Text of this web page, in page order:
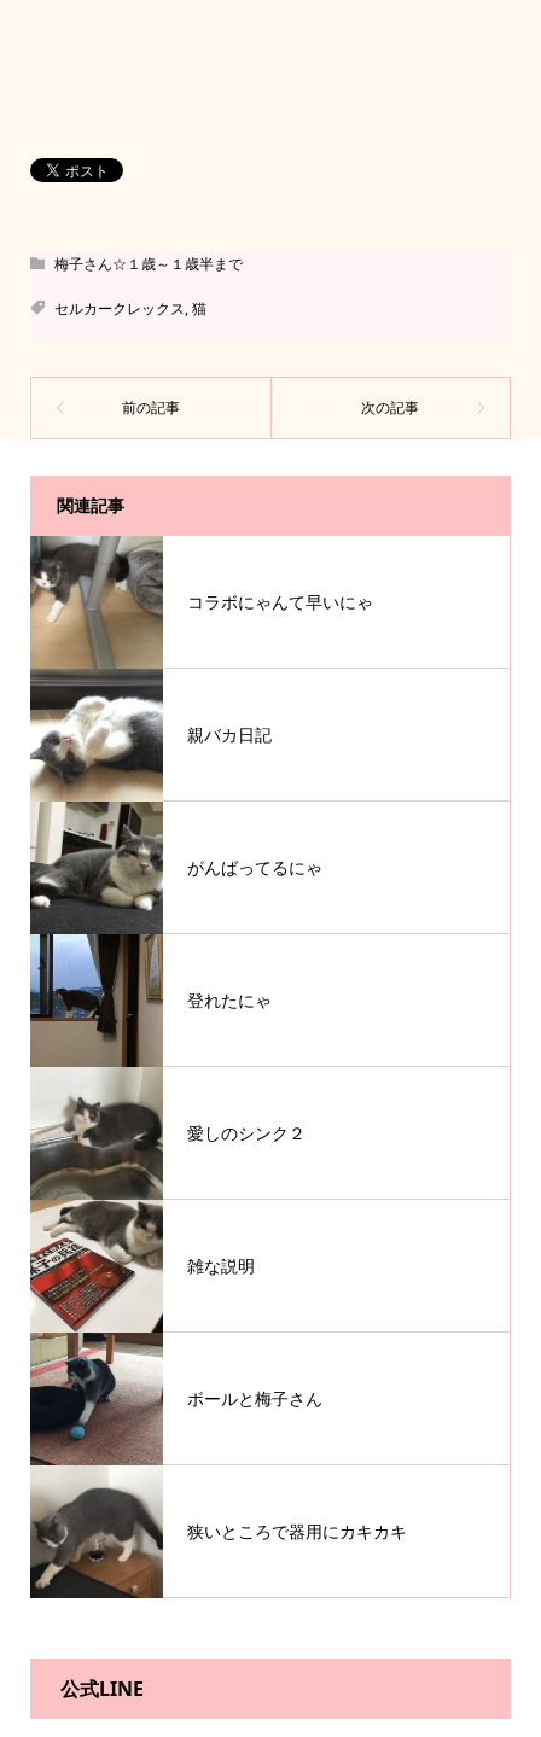
梅子さん☆１歳～１歳半まで
セルカークレックス,猫
関連記事
コラボにゃんて早いにゃ
親バカ日記
がんばってるにゃ
登れたにゃ
愛しのシンク２
雑な説明
ボールと梅子さん
狭いところで器用にカキカキ
公式LINE